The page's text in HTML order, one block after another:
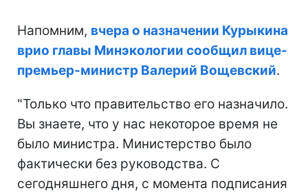
Напомним, вчера о назначении Курыкина
врио главы Минэкологии сообщил вице-
премьер-министр Валерий Вощевский.
"Только что правительство его назначило.
Вы знаете, что у нас некоторое время не
было министра. Министерство было
фактически без руководства. С
сегодняшнего дня, с момента подписания